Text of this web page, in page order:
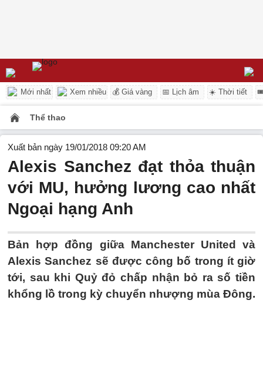
Mới nhất Xem nhiều 💰 Giá vàng 📅 Lịch âm ☀️ Thời tiết
Thể thao
Xuất bản ngày 19/01/2018 09:20 AM
Alexis Sanchez đạt thỏa thuận
với MU, hưởng lương cao nhất
Ngoại hạng Anh
Bản hợp đồng giữa Manchester United và
Alexis Sanchez sẽ được công bố trong ít giờ
tới, sau khi Quỷ đỏ chấp nhận bỏ ra số tiền
khổng lồ trong kỳ chuyển nhượng mùa Đông.